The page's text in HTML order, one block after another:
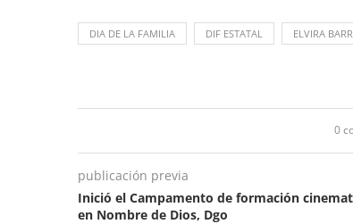
DIA DE LA FAMILIA DIF ESTATAL ELVIRA
0
publicación previa
Inició el Campamento de formación
en Nombre de Dios, Dgo